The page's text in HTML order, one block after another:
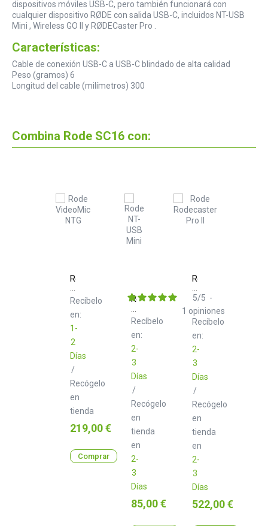
dispositivos móviles USB-C, pero también funcionará con
cualquier dispositivo RØDE con salida USB-C, incluidos NT-USB
Mini , Wireless GO II y RØDECaster Pro .
Características:
Cable de conexión USB-C a USB-C blindado de alta calidad
Peso (gramos) 6
Longitud del cable (milímetros) 300
Combina Rode SC16 con:
Rode
VideoMic
NTG
Recíbelo
en:
1-
2
Días
/
Recógelo
en
tienda
Precio
219,00 €
Comprar
Rode
NT-
USB
Mini
Recíbelo
en:
2-
3
Días
/
Recógelo
en
tienda
en
2-
3
Días
Precio
85,00 €
Rode
Rodecaster
Pro
II
Black
Recíbelo
en:
2-
3
Días
/
Recógelo
en
tienda
en
2-
3
Días
5/5 -
1 opiniones
Precio
522,00 €